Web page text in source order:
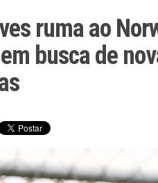
ruma ao
busca de